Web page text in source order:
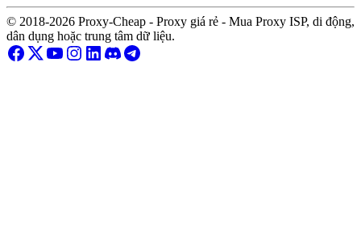
© 2018-2026 Proxy-Cheap - Proxy giá rẻ - Mua Proxy ISP, di động,
dân dụng hoặc trung tâm dữ liệu.